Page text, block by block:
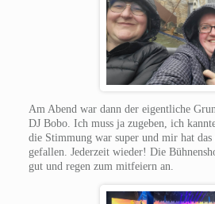
Am Abend war dann der eigentliche
DJ Bobo. Ich muss ja zugeben, ich
die Stimmung war super und mir hat
gefallen. Jederzeit wieder! Die
gut und regen zum mitfeiern an.